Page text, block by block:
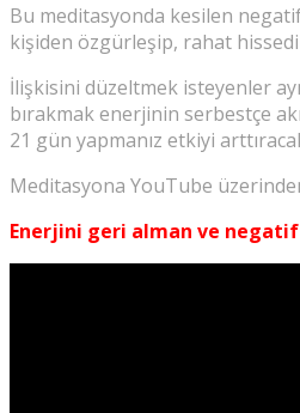
Bu meditasyonda kesilen
kişiden özgürleşip, rahat
İlişkisini düzeltmek isteyenler
bırakmak enerjinin serbestçe
21 gün yapmanız etkiyi
Meditasyona YouTube
Enerjini geri alman ve